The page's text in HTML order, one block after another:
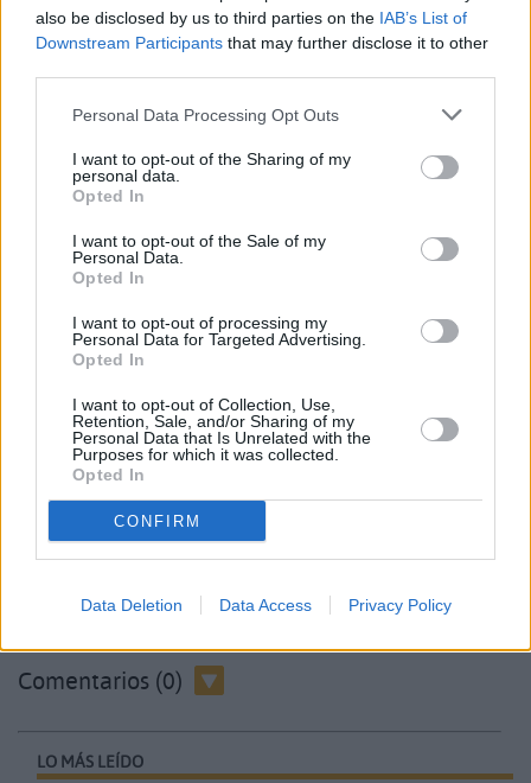
also be disclosed by us to third parties on the IAB’s List of
Downstream Participants that may further disclose it to other
Personal Data Processing Opt Outs
I want to opt-out of the Sharing of my
personal data.
Opted In
I want to opt-out of the Sale of my
Personal Data.
Opted In
I want to opt-out of processing my
Personal Data for Targeted Advertising.
Opted In
I want to opt-out of Collection, Use,
Retention, Sale, and/or Sharing of my
Personal Data that Is Unrelated with the
Purposes for which it was collected.
Opted In
CONFIRM
Data Deletion Data Access Privacy Policy
El artista Pepe Dámaso, presente en toda la obra,
aporta una escenografía sorprendente, que
'modernidad' que distingue el arte canario. El actor
y director de escena Antonio Abdo, la bailaora
Vanesa Aibar, el bailaor Manuel Jiménez 'Bartolo',
el elenco de este nuevo espectáculo, que ofrece
toda la dimensión y entidad artística del trabajo de
Manuel de Falla.
público en las representaciones que se hicieron en
el Auditorio de Tenerife y el Teatro Pérez Galdós
hace dos años. La representación del próximo
jueves, día 5 de mayo, en el Palacio de Formación y
Congresos de Fuerteventura será la antesala de
Comentarios (0)
LO MÁS LEÍDO